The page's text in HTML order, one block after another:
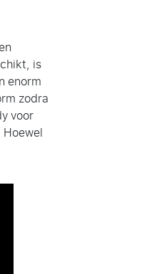
is
enorm
zodra
voor